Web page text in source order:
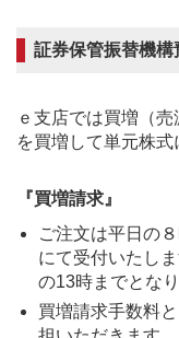
証券保管振替機
ｅ支店では買増（
を買増して単元株式
『買増請求』
ご注文は平日の
にて受付いたし
の13時までとなり
買増請求手数料